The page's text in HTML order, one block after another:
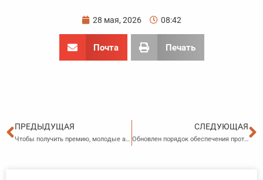
28 мая, 2026 08:42
Почта Печать
Пред
ПРЕДЫДУЩАЯ
Чтобы получить премию, молодые авторы и исполнители в области культуры и искусства должны выполнить новое условие
СЛЕДУЮЩАЯ
Обновлен порядок обеспечения противоопухолевыми лекарственными препаратами онкологических пациентов